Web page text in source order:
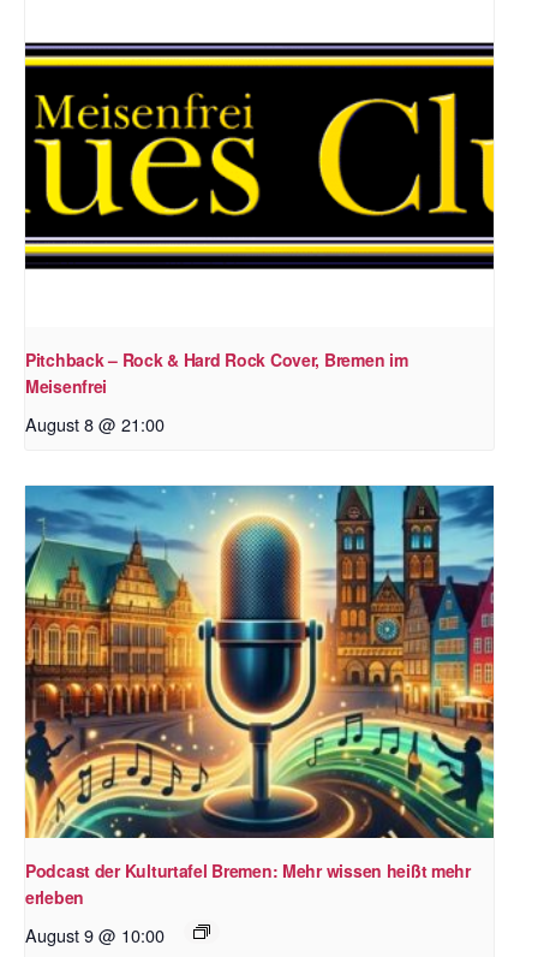
Pitchback – Rock & Hard Rock Cover, Bremen im
Meisenfrei
August 8 @ 21:00
Podcast der Kulturtafel Bremen: Mehr wissen heißt mehr
erleben
August 9 @ 10:00